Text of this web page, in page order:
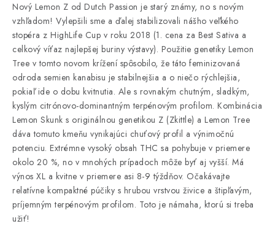
Nový Lemon Z od Dutch Passion je starý známy, no s novým
vzhľadom! Vylepšili sme a ďalej stabilizovali nášho veľkého
stopéra z HighLife Cup v roku 2018 (1. cena za Best Sativa a
celkový víťaz najlepšej buriny výstavy). Použitie genetiky Lemon
Tree v tomto novom krížení spôsobilo, že táto feminizovaná
odroda semien kanabisu je stabilnejšia a o niečo rýchlejšia,
pokiaľ ide o dobu kvitnutia. Ale s rovnakým chutným, sladkým,
kyslým citrónovo-dominantným terpénovým profilom. Kombinácia
Lemon Skunk s originálnou genetikou Z (Zkittle) a Lemon Tree
dáva tomuto kmeňu vynikajúci chuťový profil a výnimočnú
potenciu. Extrémne vysoký obsah THC sa pohybuje v priemere
okolo 20 %, no v mnohých prípadoch môže byť aj vyšší. Má
výnos XL a kvitne v priemere asi 8-9 týždňov. Očakávajte
relatívne kompaktné púčiky s hrubou vrstvou živice a štipľavým,
príjemným terpénovým profilom. Toto je námaha, ktorú si treba
užiť!